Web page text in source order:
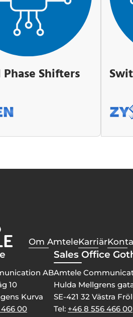
Shifters
Om AmteleKarriär
AB
10
Kurva
00
Sales Office
Amtele
Hulda Mellgrens
SE-421 32 Västra
Tel: +46 8 556 466 00